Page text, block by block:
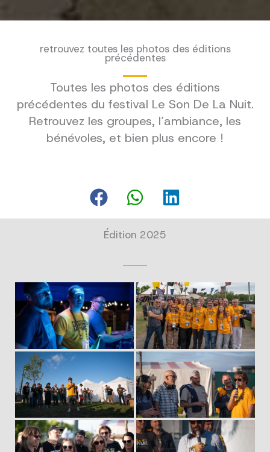
retrouvez toutes les photos des éditions
précédentes
Toutes les photos des éditions
précédentes du festival Le Son De La Nuit.
Retrouvez les groupes, l’ambiance, les
bénévoles, et bien plus encore !
Édition 2025